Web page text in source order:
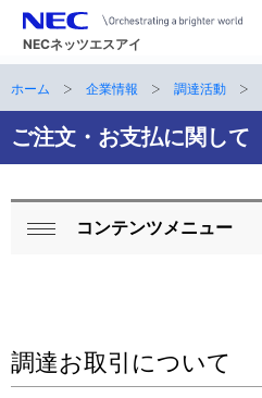
NECネッツエスアイ
ナ
ビ
ゲ
ー
サ
イ
位
ホーム 企業情報 調達活動
ご注文・お支払に関して
ロ
ル
コンテンツメニュー
調達お取引について